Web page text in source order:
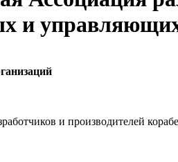
и
и производителей